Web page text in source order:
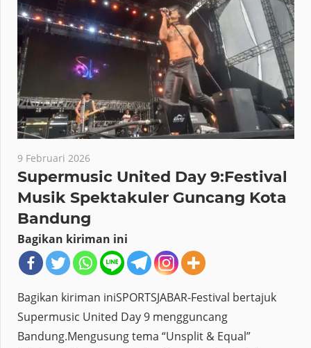
9 Februari 2026
Supermusic United Day 9:Festival
Musik Spektakuler Guncang Kota
Bandung
Bagikan kiriman ini
Bagikan kiriman iniSPORTSJABAR-Festival bertajuk
Supermusic United Day 9 mengguncang
Bandung.Mengusung tema “Unsplit & Equal”